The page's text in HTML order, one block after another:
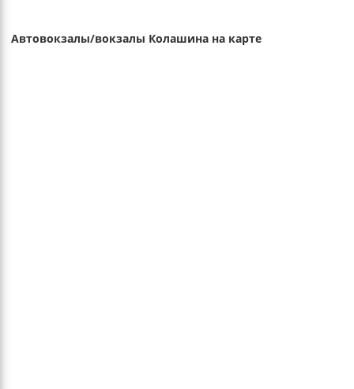
Автовокзалы/вокзалы Колашина на карте